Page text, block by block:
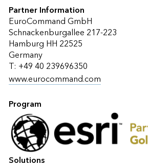
Partner Information
EuroCommand GmbH
Schnackenburgallee 217-223
Hamburg HH 22525
Germany
T: +49 40 239696350
www.eurocommand.com
Program
Solutions